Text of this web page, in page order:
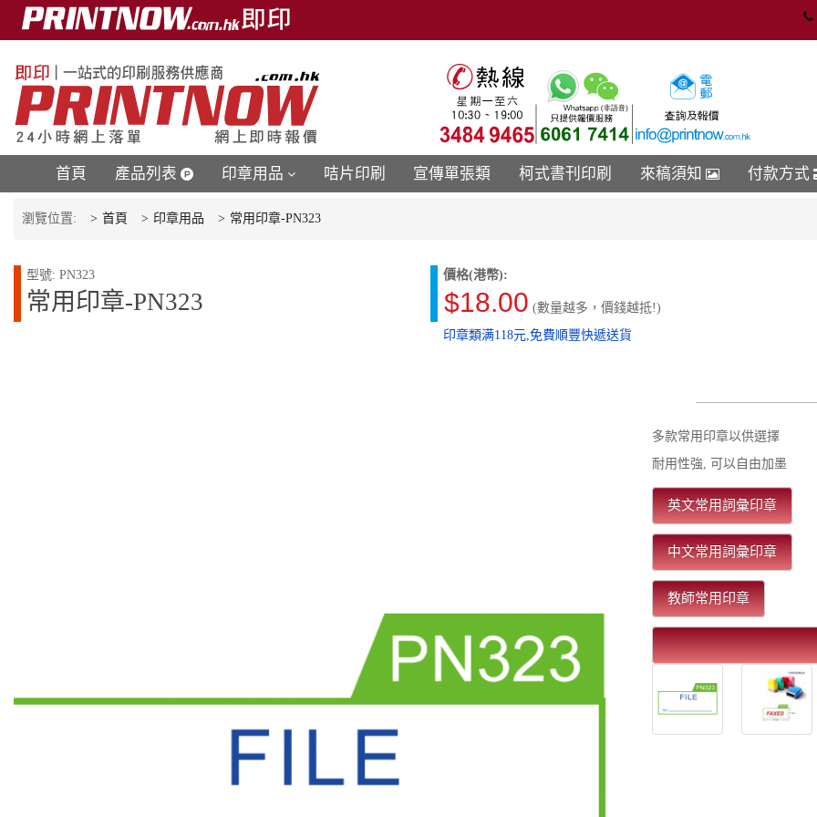
首頁 產品列表 印章用品 咭片印刷 宣傳單張類 柯式書刊印刷 來稿須知 付款方式
瀏覽位置: 首頁 印章用品 常用印章-PN323
型號: PN323
常用印章-PN323
價格(港幣):
$18.00 (數量越多，價錢越抵!)
印章類满118元,免費順豐快遞送貨
多款常用印章以供選擇
耐用性強, 可以自由加墨
英文常用詞彙印章
中文常用詞彙印章
教師常用印章